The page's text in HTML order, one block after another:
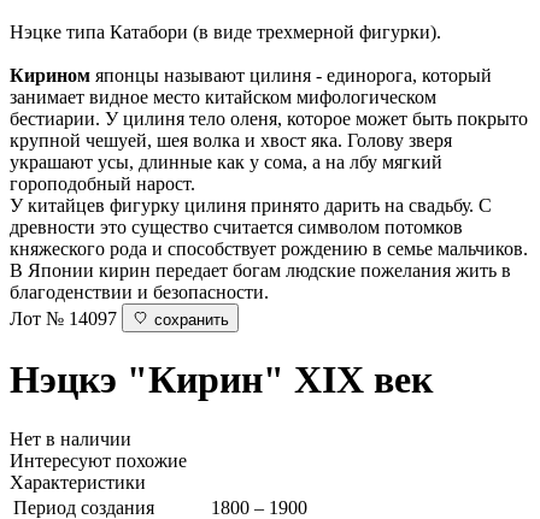
Нэцке типа Катабори (в виде трехмерной фигурки).
Кирином японцы называют цилиня - единорога, который
занимает видное место китайском мифологическом
бестиарии. У цилиня тело оленя, которое может быть покрыто
крупной чешуей, шея волка и хвост яка. Голову зверя
украшают усы, длинные как у сома, а на лбу мягкий
гороподобный нарост.
У китайцев фигурку цилиня принято дарить на свадьбу. С
древности это существо считается символом потомков
княжеского рода и способствует рождению в семье мальчиков.
В Японии кирин передает богам людские пожелания жить в
благоденствии и безопасности.
Лот № 14097
сохранить
Нэцкэ "Кирин" XIX век
Нет в наличии
Интересуют похожие
Характеристики
Период создания
1800 – 1900